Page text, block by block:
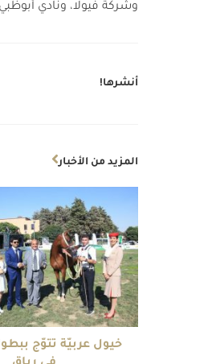
وشركة فيولا، ونادي
أنشرها!
المزيد من الأخبار
خيول عربيّة تتوّج